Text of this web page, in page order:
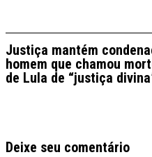
Justiça mantém
homem que chamou
de Lula de “justiça
Deixe seu comentário